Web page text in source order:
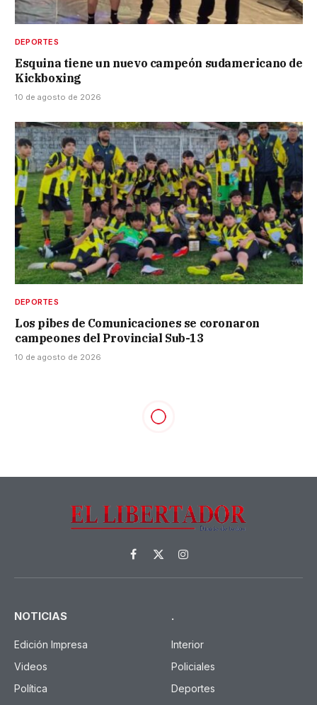
DEPORTES
Esquina tiene un nuevo campeón sudamericano de
Kickboxing
10 de agosto de 2026
DEPORTES
Los pibes de Comunicaciones se coronaron
campeones del Provincial Sub-13
10 de agosto de 2026
Facebook
X
(Twitter)
Instagram
NOTICIAS
Edición Impresa
Videos
Política
.
Interior
Policiales
Deportes